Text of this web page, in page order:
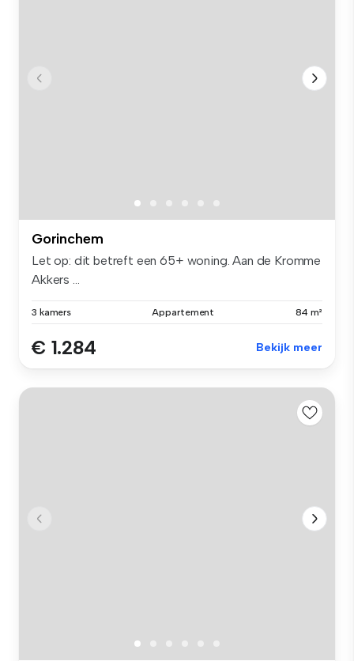
Gorinchem
Let op: dit betreft een 65+ woning. Aan de Kromme
Akkers ...
3 kamers Appartement 84 m²
€ 1.284 Bekijk meer